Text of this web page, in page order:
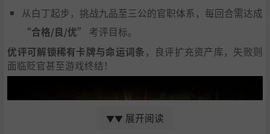
从白丁起步，挑战九品至三公的官职体系，每回合需达成
​“合格/良/优”​
​ 考评目标。
优评可解锁稀有卡牌与命运词条 ，良评扩充资产库，失败则
面临贬官甚至游戏终结！
▼▼ 展开阅读